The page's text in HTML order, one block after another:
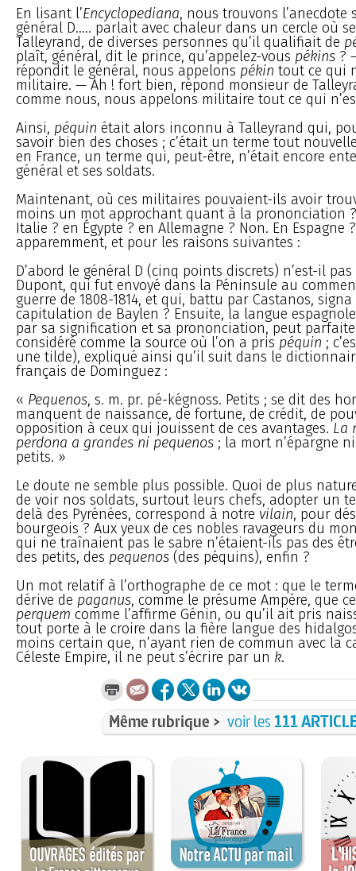
En lisant l’Encyclopediana, nous trouvons l’anecdote
général D..... parlait avec chaleur dans un cercle où
Talleyrand, de diverses personnes qu’il qualifiait de
plaît, général, dit le prince, qu’appelez-vous pékins ?
répondit le général, nous appelons pékin tout ce qui
militaire. — Ah ! fort bien, répond monsieur de
comme nous, nous appelons militaire tout ce qui
Ainsi, péquin était alors inconnu à Talleyrand qui,
savoir bien des choses ; c’était un terme tout
en France, un terme qui, peut-être, n’était encore
général et ses soldats.
Maintenant, où ces militaires pouvaient-ils avoir
moins un mot approchant quant à la prononciation
Italie ? en Égypte ? en Allemagne ? Non. En Espagne
apparemment, et pour les raisons suivantes :
D’abord le général D (cinq points discrets) n’est-il
Dupont, qui fut envoyé dans la Péninsule au
guerre de 1808-1814, et qui, battu par Castanos,
capitulation de Baylen ? Ensuite, la langue
par sa signification et sa prononciation, peut
considéré comme la source où l’on a pris péquin ;
une tilde), expliqué ainsi qu’il suit dans le
français de Dominguez :
« Pequenos, s. m. pr. pé-kégnoss. Petits ; se dit des
manquent de naissance, de fortune, de crédit, de
opposition à ceux qui jouissent de ces avantages. La
perdona a grandes ni pequenos ; la mort n’épargne
petits. »
Le doute ne semble plus possible. Quoi de plus
de voir nos soldats, surtout leurs chefs, adopter un
delà des Pyrénées, correspond à notre vilain, pour
bourgeois ? Aux yeux de ces nobles ravageurs du
qui ne traînaient pas le sabre n’étaient-ils pas des
des petits, des pequenos (des péquins), enfin ?
Un mot relatif à l’orthographe de ce mot : que le
dérive de paganus, comme le présume Ampère, que
perquem comme l’affirme Génin, ou qu’il ait pris
tout porte à le croire dans la fière langue des
moins certain que, n’ayant rien de commun avec la
Céleste Empire, il ne peut s’écrire par un k.
Même rubrique > voir les 111